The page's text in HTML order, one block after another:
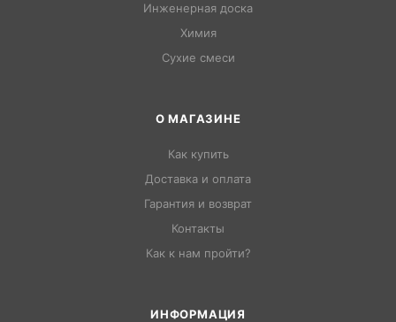
Инженерная доска
Химия
Сухие смеси
О МАГАЗИНЕ
Как купить
Доставка и оплата
Гарантия и возврат
Контакты
Как к нам пройти?
ИНФОРМАЦИЯ